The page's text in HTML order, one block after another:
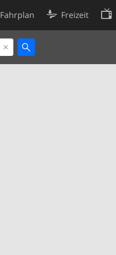
Fahrplan Freizeit
Cookie-Richtlinie
Cookie-Einstellungen